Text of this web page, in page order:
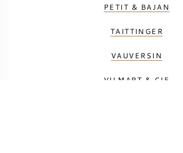
PETIT & BAJAN
TAITTINGER
VAUVERSIN
VILMART & CIE